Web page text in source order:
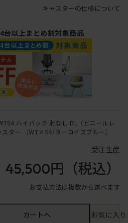
キャスターの仕様について
以上まとめ割対象商品
ハイバック 肘なし DL（ビニールレ
ター ［WT×S4/ターコイズブルー］
受注生産
45,500円 （税込）
お支払方法は複数から選べます
カートへ お気に入